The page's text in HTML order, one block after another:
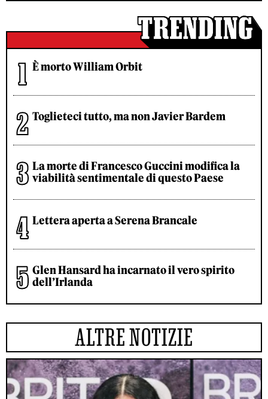
È morto William Orbit
Toglieteci tutto, ma non Javier Bardem
La morte di Francesco Guccini modifica la
viabilità sentimentale di questo Paese
Lettera aperta a Serena Brancale
Glen Hansard ha incarnato il vero spirito
dell’Irlanda
ALTRE NOTIZIE